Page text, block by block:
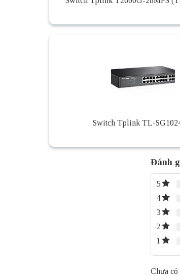
Switch Tplink TL-
Đánh
5
4
3
2
1
Chưa có